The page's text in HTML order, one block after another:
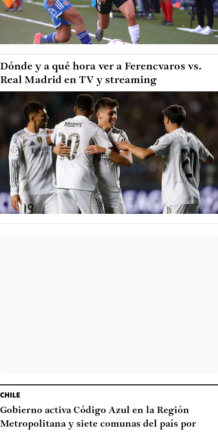
Dónde y a qué hora ver a Ferencvaros vs.
Real Madrid en TV y streaming
CHILE
Gobierno activa Código Azul en la Región
Metropolitana y siete comunas del país por